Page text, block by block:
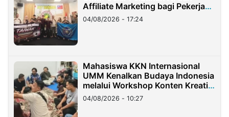
Affiliate Marketing bagi Pekerja
Migran Indonesia di Taiwan
04/08/2026 - 17:24
Mahasiswa KKN Internasional
UMM Kenalkan Budaya Indonesia
melalui Workshop Konten Kreatif
di Taiwan
04/08/2026 - 10:27